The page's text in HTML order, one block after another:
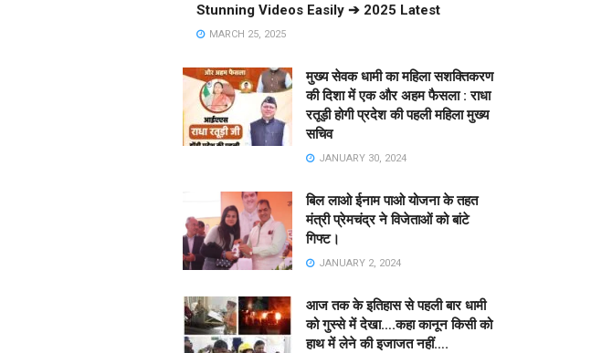
Stunning Videos Easily ➔ 2025 Latest
MARCH 25, 2025
मुख्य सेवक धामी का महिला सशक्तिकरण
की दिशा में एक और अहम फैसला : राधा
रतूड़ी होगी प्रदेश की पहली महिला मुख्य
सचिव
JANUARY 30, 2024
बिल लाओ ईनाम पाओ योजना के तहत
मंत्री प्रेमचंद्र ने विजेताओं को बांटे
गिफ्ट।
JANUARY 2, 2024
आज तक के इतिहास से पहली बार धामी
को गुस्से में देखा….कहा कानून किसी को
हाथ में लेने की इजाजत नहीं….